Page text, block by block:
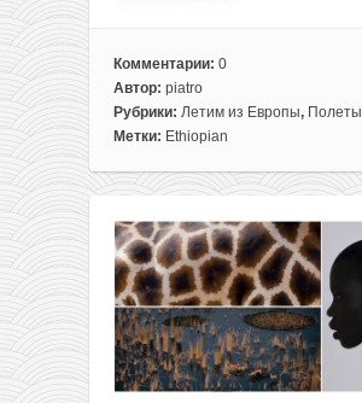
Комментарии: 0
Автор: piatro
Рубрики: Летим из Европы,
Метки: Ethiopian